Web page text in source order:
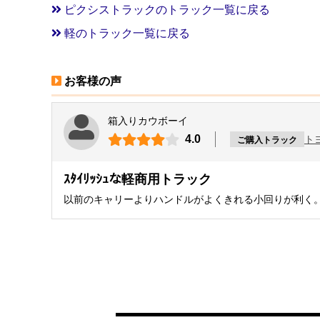
ピクシストラックのトラック一覧に戻る
軽のトラック一覧に戻る
お客様の声
箱入りカウボーイ
4.0 ご購入トラック ト
ｽﾀｲﾘｯｼｭな軽商用トラック
以前のキャリーよりハンドルがよくきれる小回りが利